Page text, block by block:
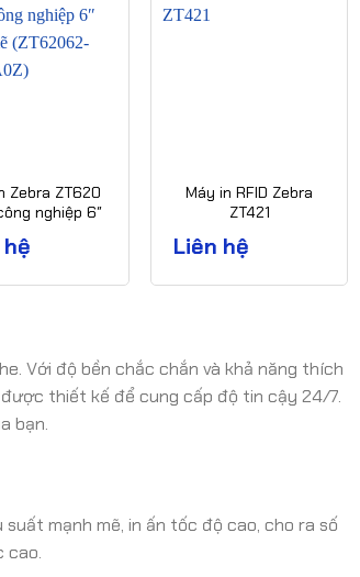
Zebra ZT620
nghiệp 6″
Máy in RFID Zebra
ZT421
Liên hệ
Với độ bền chắc chắn và khả năng thích
thiết kế để cung cấp độ tin cậy 24/7.
bạn.
mạnh mẽ, in ấn tốc độ cao, cho ra số
cao.